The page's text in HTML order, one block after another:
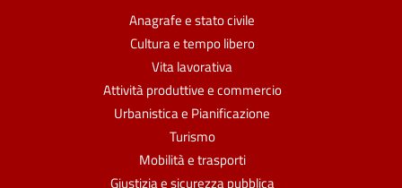
Anagrafe e stato civile
Cultura e tempo libero
Vita lavorativa
Attività produttive e commercio
Urbanistica e Pianificazione
Turismo
Mobilità e trasporti
Giustizia e sicurezza pubblica